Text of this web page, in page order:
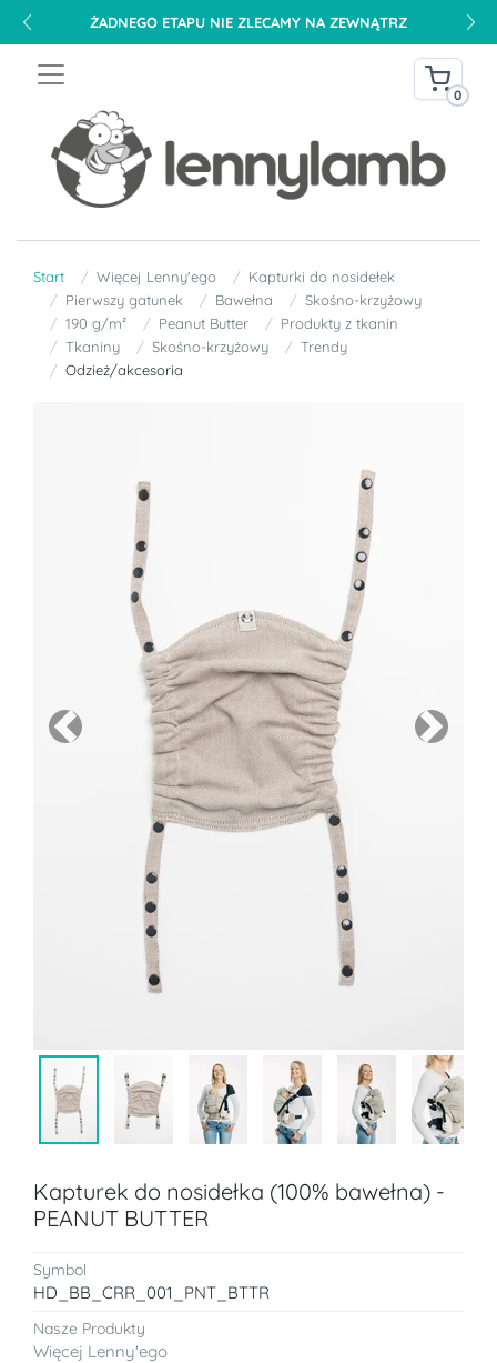
ŻADNEGO ETAPU NIE ZLECAMY NA ZEWNĄTRZ
0
Start Więcej Lenny'ego
Kapturki do nosidełek
Pierwszy gatunek
Bawełna
Skośno-krzyżowy
190 g/m²
Peanut Butter
Produkty z tkanin
Tkaniny
Skośno-krzyżowy
Trendy
Odzież/akcesoria
Previous Next
Kapturek do nosidełka (100% bawełna) -
PEANUT BUTTER
Symbol
HD_BB_CRR_001_PNT_BTTR
Nasze Produkty
Więcej Lenny'ego